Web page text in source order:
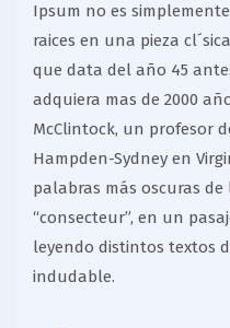
Ipsum no es
raices en una pieza
que data del año 45
adquiera mas de 2000
McClintock, un profesor
Hampden-Sydney en
palabras más oscuras
“consecteur”, en un
leyendo distintos textos
indudable.